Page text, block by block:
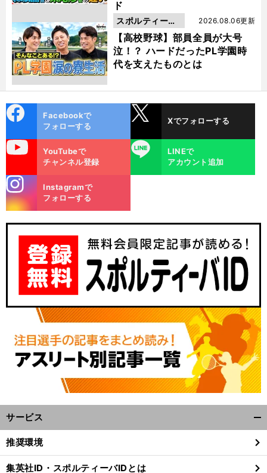
ド
【高校野球】部員全員が大号
泣！？ ハードだったPL学園時
代を支えたものとは
2026.08.06更新
スポルティーバ
動画
ok
Facebookで
フォローする
Xでフォローする
YouTubeで
チャンネル登録
LINE
LINEで
アカウント追加
m
Instagramで
フォローする
サービス
閉
推奨環境
集英社ID・スポルティーバIDとは